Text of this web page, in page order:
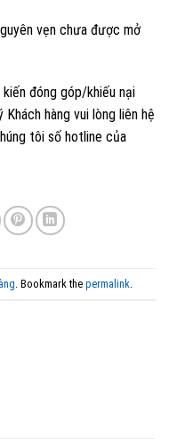
vẹn chưa được mở
đóng góp/khiếu nại
hàng vui lòng liên hệ
tôi số hotline của
. Bookmark the permalink.